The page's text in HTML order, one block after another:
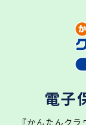
電子
『かんたんク